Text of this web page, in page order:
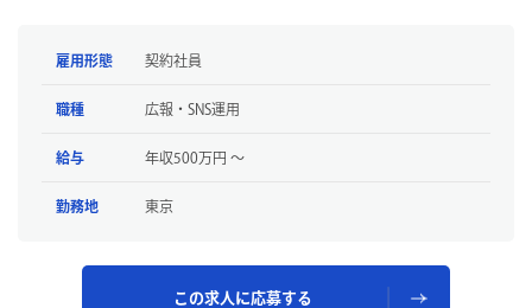
雇用形態 契約社員
職種 広報・SNS運用
給与 年収500万円 〜
勤務地 東京
この求人に応募する